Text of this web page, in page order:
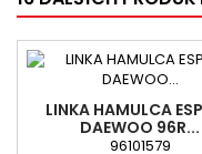
LINKA HAMULCA
DAEWOO 96R...
96101579